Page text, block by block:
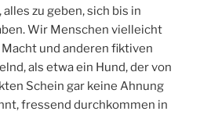
zu geben, sich bis in
Wir Menschen vielleicht
und anderen fiktiven
als etwa ein Hund, der von
Schein gar keine Ahnung
fressend durchkommen in